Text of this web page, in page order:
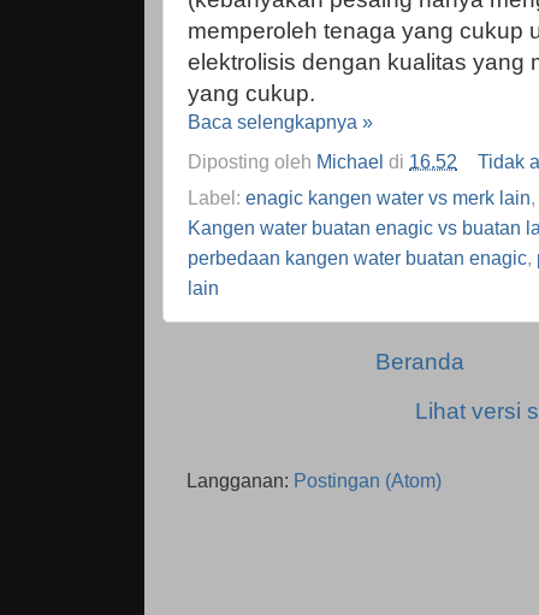
memperoleh tenaga yang cukup
elektrolisis dengan kualitas yang
yang cukup.
Baca selengkapnya »
Diposting oleh Michael di 16.52
Tidak
Label: enagic kangen water vs merk lain,
Kangen water buatan enagic vs buatan
perbedaan kangen water buatan enagic,
lain
Beranda
Lihat versi
Langganan: Postingan (Atom)